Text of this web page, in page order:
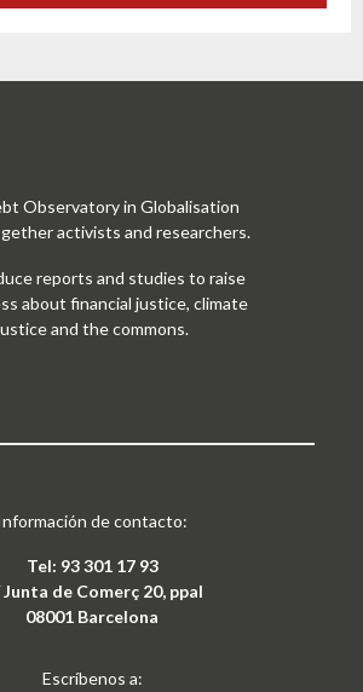
Observatory in Globalisation
activists and researchers.
reports and studies to raise
about financial justice, climate
and the commons.
de contacto:
Tel: 93 301 17 93
Junta de Comerç 20, ppal
08001 Barcelona
Escríbenos a: